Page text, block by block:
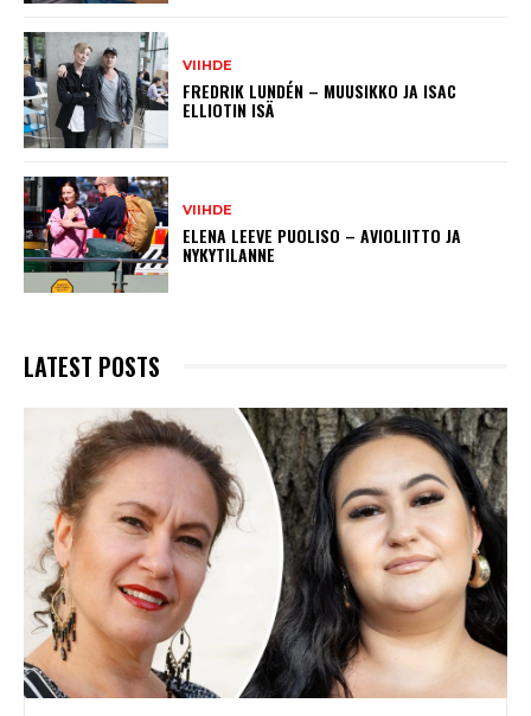
VIIHDE
FREDRIK LUNDÉN – MUUSIKKO JA ISAC
ELLIOTIN ISÄ
VIIHDE
ELENA LEEVE PUOLISO – AVIOLIITTO JA
NYKYTILANNE
LATEST POSTS